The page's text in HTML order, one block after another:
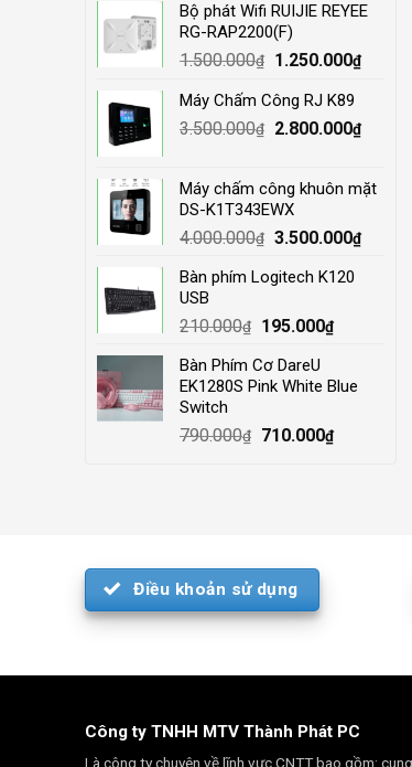
Bộ phát Wifi RUIJIE REYEE
RG-RAP2200(F)
1.500.000₫
Original
was:
1.500.000₫.
1.250.000₫Current
Máy Chấm Công RJ K89
3.500.000₫
Original
3.500.000₫.
2.800.000₫Current
Máy chấm công khuôn mặt
DS-K1T343EWX
4.000.000₫ Original
was:
3.500.000₫Current
Bàn phím Logitech K120
USB
210.000₫
Original
was:
210.000₫.
195.000₫Current
195.000₫.
Bàn Phím Cơ DareU
EK1280S Pink White Blue
Switch
790.000₫
Original
710.000₫Current
Điều khoản sử dụng
Công ty TNHH MTV Thành Phát PC
Là công ty chuyên về lĩnh vực CNTT bao gồm: